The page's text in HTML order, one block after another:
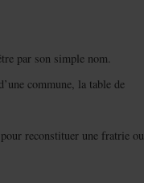
par son simple nom.
commune, la table de
reconstituer une fratrie ou